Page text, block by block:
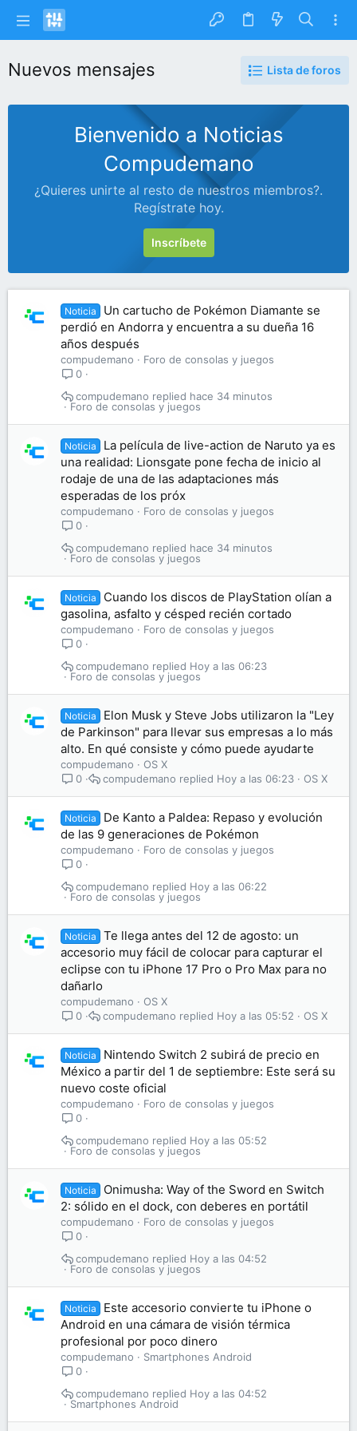
Nuevos mensajes Lista de foros
Bienvenido a Noticias
Compudemano
¿Quieres unirte al resto de nuestros miembros?.
Regístrate hoy.
Inscríbete
Noticia
Un cartucho de Pokémon Diamante se
perdió en Andorra y encuentra a su dueña 16
años después
compudemano
Foro de consolas y juegos
0
Foro de consolas y juegos
hace 34 minutos
compudemano
Noticia
La película de live-action de Naruto ya es
una realidad: Lionsgate pone fecha de inicio al
rodaje de una de las adaptaciones más
esperadas de los próx
compudemano
Foro de consolas y juegos
0
Foro de consolas y juegos
hace 34 minutos
compudemano
Noticia
Cuando los discos de PlayStation olían a
gasolina, asfalto y césped recién cortado
compudemano
Foro de consolas y juegos
0
Foro de consolas y juegos
Hoy a las 06:23
compudemano
Noticia
Elon Musk y Steve Jobs utilizaron la "Ley
de Parkinson" para llevar sus empresas a lo más
alto. En qué consiste y cómo puede ayudarte
compudemano
OS X
0
OS X
Hoy a las 06:23
compudemano
Noticia
De Kanto a Paldea: Repaso y evolución
de las 9 generaciones de Pokémon
compudemano
Foro de consolas y juegos
0
Foro de consolas y juegos
Hoy a las 06:22
compudemano
Noticia
Te llega antes del 12 de agosto: un
accesorio muy fácil de colocar para capturar el
eclipse con tu iPhone 17 Pro o Pro Max para no
dañarlo
compudemano
OS X
0
OS X
Hoy a las 05:52
compudemano
Noticia
Nintendo Switch 2 subirá de precio en
México a partir del 1 de septiembre: Este será su
nuevo coste oficial
compudemano
Foro de consolas y juegos
0
Foro de consolas y juegos
Hoy a las 05:52
compudemano
Noticia
Onimusha: Way of the Sword en Switch
2: sólido en el dock, con deberes en portátil
compudemano
Foro de consolas y juegos
0
Foro de consolas y juegos
Hoy a las 04:52
compudemano
Noticia
Este accesorio convierte tu iPhone o
Android en una cámara de visión térmica
profesional por poco dinero
compudemano
Smartphones Android
0
Smartphones Android
Hoy a las 04:52
compudemano